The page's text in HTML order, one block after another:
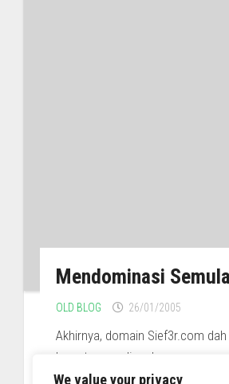
We value your privacy
Mendominasi Semula
OLD BLOG 26/01/2005
Akhirnya, domain Sief3r.com
kena tunggu dia release....